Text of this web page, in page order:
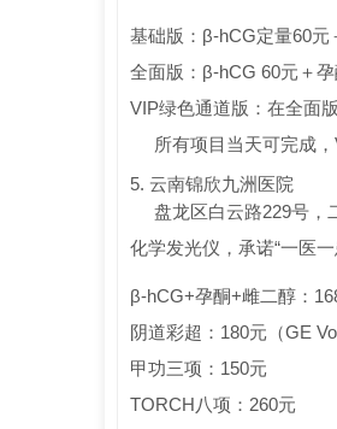
基础版：β-hCG定量60元
全面版：β-hCG 60元＋
VIP绿色通道版：在全面
所有项目当天可完成
5. 云南锦欣九洲医院
盘龙区白云路229号，
化学发光仪，承诺“一医
β-hCG+孕酮+雌二醇：
阴道彩超：180元（GE
甲功三项：150元
TORCH八项：260元